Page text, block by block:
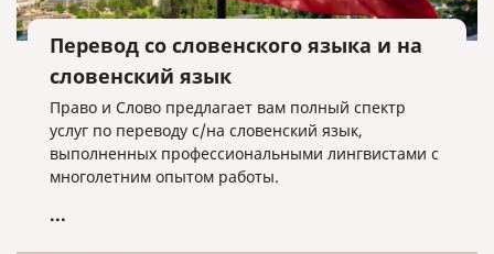
Перевод со словенского языка и на
словенский язык
Право и Слово предлагает вам полный спектр
услуг по переводу с/на словенский язык,
выполненных профессиональными лингвистами с
многолетним опытом работы.
...